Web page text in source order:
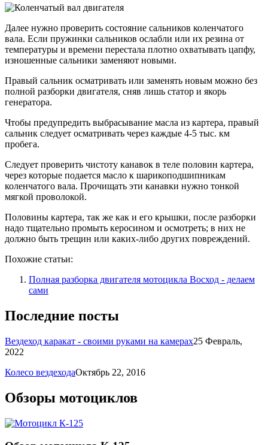
Далее нужно проверить состояние сальников коленчатого
вала. Если пружинки сальников ослабли или их резина от
температуры и времени перестала плотно охватывать цапфу,
изношенные сальники заменяют новыми.
Правый сальник осматривать или заменять новым можно без
полной разборки двигателя, сняв лишь статор и якорь
генератора.
Чтобы предупредить выбрасывание масла из картера, правый
сальник следует осматривать через каждые 4-5 тыс. км
пробега.
Следует проверить чистоту канавок в теле половин картера,
через которые подается масло к шарикоподшипникам
коленчатого вала. Прочищать эти канавки нужно тонкой
мягкой проволокой.
Половины картера, так же как и его крышки, после разборки
надо тщательно промыть керосином и осмотреть; в них не
должно быть трещин или каких-либо других повреждений.
Похожие статьи:
Полная разборка двигателя мотоцикла Восход - делаем
сами
Последние посты
Вездеход каракат - своими руками на камерах25 Февраль,
2022
Колесо вездеходаОктябрь 22, 2016
Обзоры мотоциклов